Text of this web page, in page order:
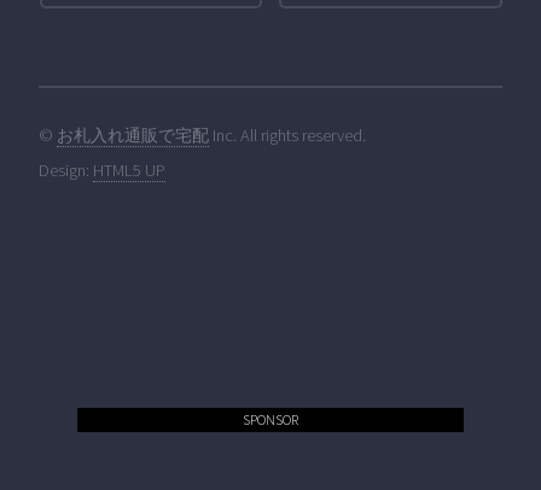
© お札入れ通販で宅配 Inc. All rights reserved.
Design: HTML5 UP
SPONSOR